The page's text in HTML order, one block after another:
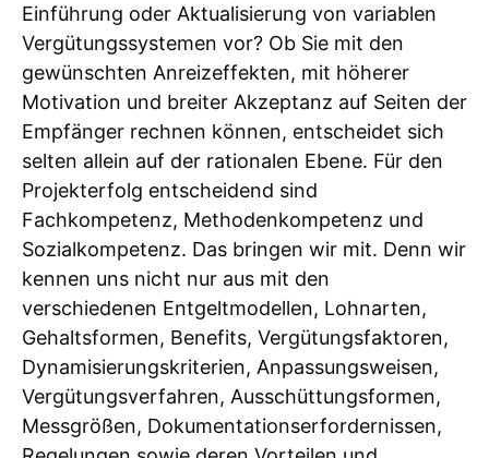
Einführung oder Aktualisierung von variablen
Vergütungssystemen vor? Ob Sie mit den
gewünschten Anreizeffekten, mit höherer
Motivation und breiter Akzeptanz auf Seiten der
Empfänger rechnen können, entscheidet sich
selten allein auf der rationalen Ebene. Für den
Projekterfolg entscheidend sind
Fachkompetenz, Methodenkompetenz und
Sozialkompetenz. Das bringen wir mit. Denn wir
kennen uns nicht nur aus mit den
verschiedenen Entgeltmodellen, Lohnarten,
Gehaltsformen, Benefits, Vergütungsfaktoren,
Dynamisierungskriterien, Anpassungsweisen,
Vergütungsverfahren, Ausschüttungsformen,
Messgrößen, Dokumentationserfordernissen,